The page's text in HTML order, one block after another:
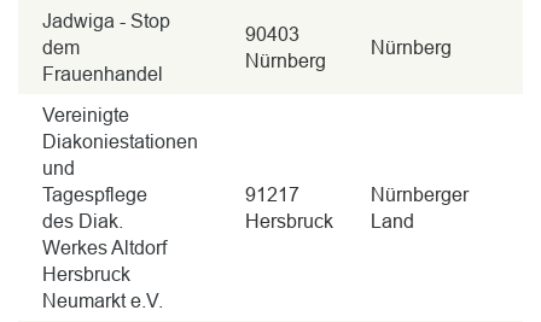
Jadwiga - Stop
dem
Frauenhandel
90403
Nürnberg
Nürnberg
Vereinigte
Diakoniestationen
und
Tagespflege
des Diak.
Werkes Altdorf
Hersbruck
Neumarkt e.V.
91217
Hersbruck
Nürnberger
Land